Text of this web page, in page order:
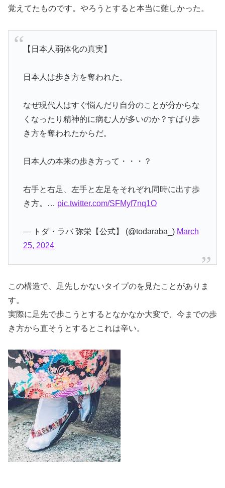
覚えてたものです。やろうとすると本当に難しかった。
【日本人弱体化の真実】
日本人は歩き方を奪われた。
なぜ現代人はすぐ悩んだり自分のことが分からな
くなったり精神的に病む人が多いのか？すばり歩
き方を奪われたからだ。
日本人の本来の歩き方って・・・？
右手と右足、左手と左足をそれぞれ同時に出す歩
き方。… pic.twitter.com/SFMyf7nq1O
— トダ・ラバ 弥栄【公式】 (@todaraba_) March
25, 2024
この構造で、足先しかないタイプのを見たことがありま
す。
実際に足先で歩こうとするとなかなか大変で、今までの歩
き方から直そうとするとこれは辛い。